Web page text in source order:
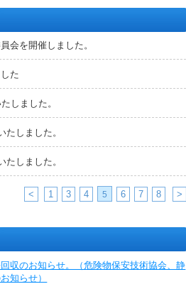
会を開催しました。
た
しました。
たしました。
たしました。
< 1 3 4 5 6 7 8 >
収のお知らせ。（危険物保安技術協会、静
知らせ）